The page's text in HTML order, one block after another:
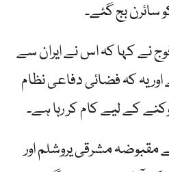
سائرن بج گئے۔
نے کہا کہ اس نے ایران سے
اور یہ کہ فضائی دفاعی نظام
کے لیے کام کر رہا ہے۔
مشرقی یروشلم اور